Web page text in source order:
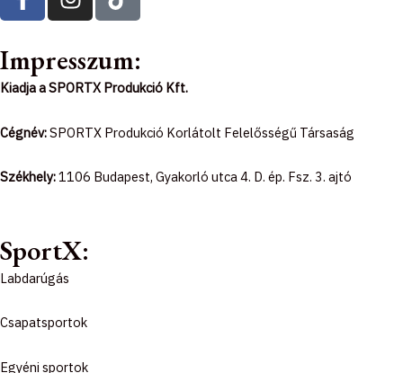
a
e
b
o
o
k
-
f
n
t
a
g
r
a
m
i
t
o
k
Impresszum:
Kiadja a SPORTX Produkció Kft.
Cégnév:SPORTX Produkció Korlátolt Felelősségű Társaság
Székhely:1106 Budapest, Gyakorló utca 4. D. ép. Fsz. 3. ajtó
SportX:
Labdarúgás
Csapatsportok
Egyéni sportok